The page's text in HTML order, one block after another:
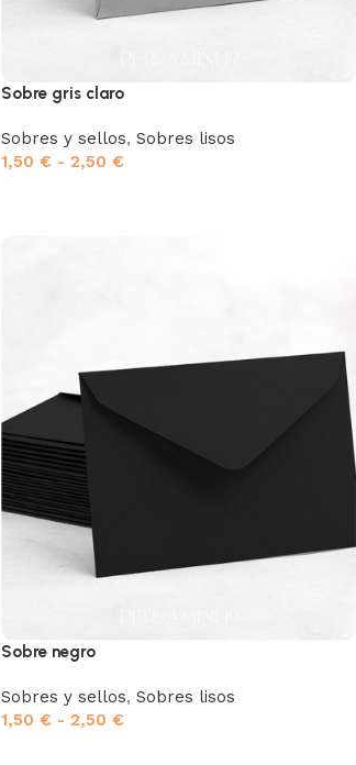
Sobre gris claro
Sobres y sellos, Sobres lisos
1,50€ - 2,50€
Sobre negro
Sobres y sellos, Sobres lisos
1,50€ - 2,50€